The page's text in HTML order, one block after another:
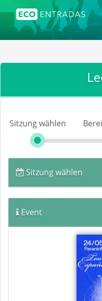
Sitzung wählen
Sitzung wählen
Event